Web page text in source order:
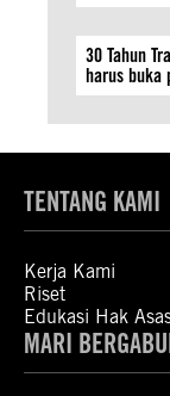
30 Tahun
harus buka
TENTANG KAMI
Kerja Kami
Riset
Edukasi Hak
MARI